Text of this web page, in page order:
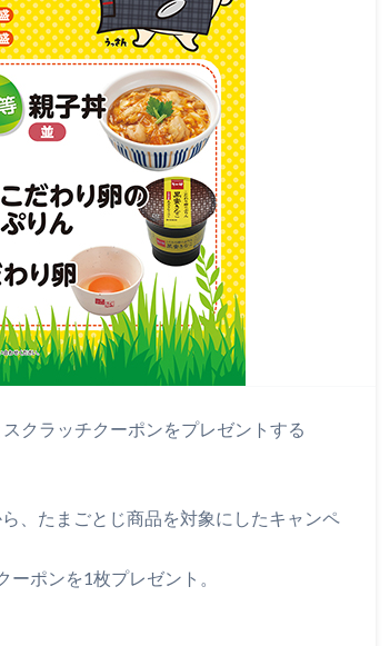
クラッチクーポンをプレゼントする
、たまごとじ商品を対象にしたキャンペ
ポンを1枚プレゼント。